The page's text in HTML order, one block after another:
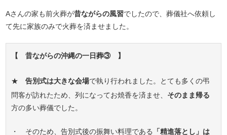
Aさんの家も前火葬が昔ながらの風習でしたので、葬儀社へ依頼し
て先に家族のみで火葬を済ませました。
【 昔ながらの沖縄の一日葬③ 】
★告別式は大きな会場で執り行われました。とても多くの弔
問客が訪れたため、列になってお焼香を済ませ、 そのまま帰る
方の多い葬儀でした。
・ そのため、告別式後の振舞い料理である 「精進落とし」は